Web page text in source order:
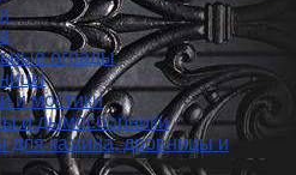
ограды
и мостики
и дымосборники
для камина, дровницы и